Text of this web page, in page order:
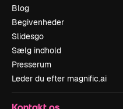
Blog
Begivenheder
Slidesgo
Sælg indhold
Presserum
Leder du efter magnific.ai